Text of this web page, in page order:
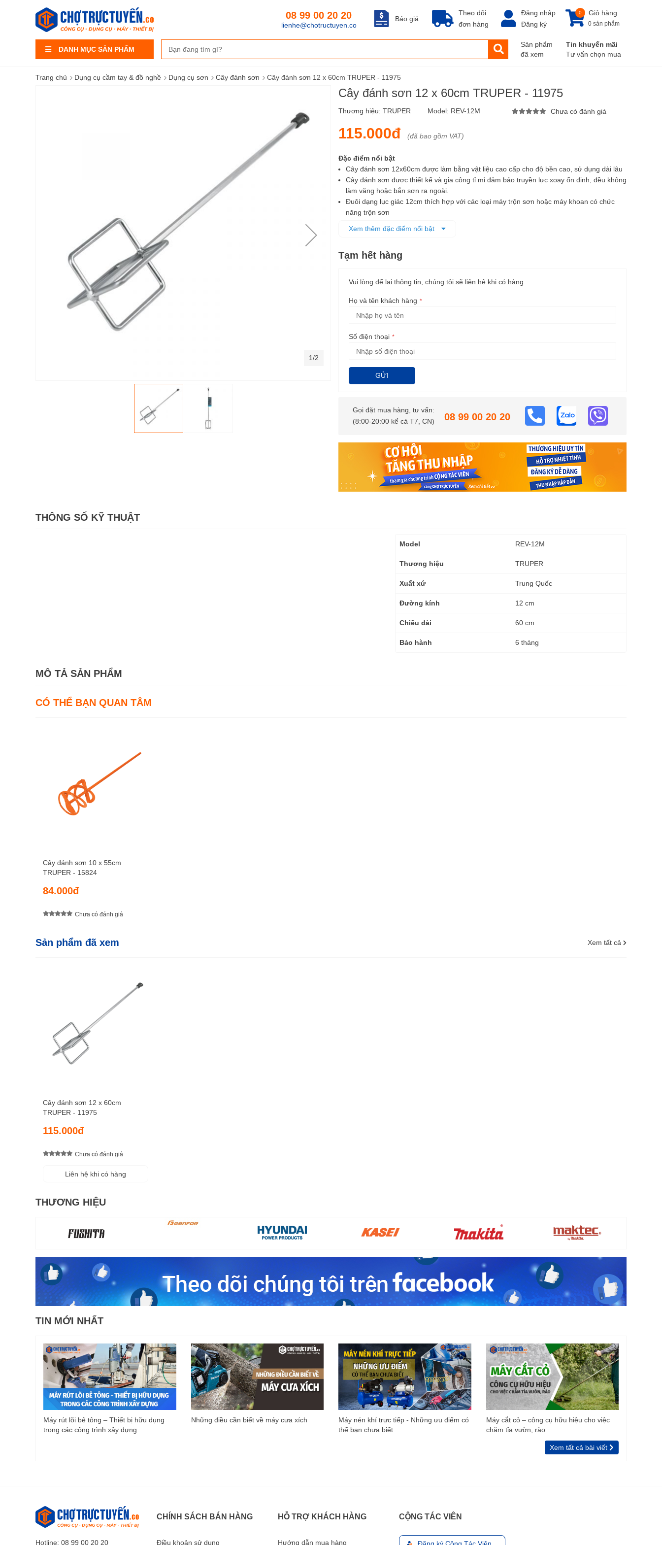
DANH MỤC SẢN PHẨM
Theo dõi
đơn hàng
Báo giá
08 99 00 20 20
lienhe@chotructuyen.co
Đăng nhập
Đăng ký
Giỏ hàng
0
0 sản phẩm
Sản phẩm
đã xem
Tin khuyến mãi
Tư vấn chọn mua
Trang chủ › Dụng cụ cầm tay & đồ nghề › Dụng cụ sơn › Cây đánh sơn › Cây đánh sơn 12 x 60cm TRUPER - 11975
Cây đánh sơn 12 x 60cm TRUPER - 11975
Thương hiệu: TRUPER Model: REV-12M Chưa có đánh giá
115.000đ (đã bao gồm VAT)
Đặc điểm nổi bật
Cây đánh sơn 12x60cm được làm bằng vật liệu cao cấp cho độ bền cao, sử dụng dài lâu
Cây đánh sơn được thiết kế và gia công tỉ mỉ đảm bảo truyền lực xoay ổn định, đều không
làm văng hoặc bắn sơn ra ngoài.
Đuôi dạng lục giác 12cm thích hợp với các loại máy trộn sơn hoặc máy khoan có chức
năng trộn sơn
Chuyên dùng để trọn vữa, trộn sơn hoặc các vật liệu đặc khác.
Xem thêm đặc điểm nổi bật
Tạm hết hàng
Vui lòng để lại thông tin, chúng tôi sẽ liên hệ khi có hàng
Họ và tên khách hàng
Số điện thoại
GỬI
Gọi đặt mua hàng, tư vấn:
(8:00-20:00 kể cả T7, CN)
08 99 00 20 20
1/2
THÔNG SỐ KỸ THUẬT
Thông
kỹ
Model REV-12M
Thương hiệu TRUPER
Xuất xứ Trung Quốc
Đường kính 12 cm
Chiều dài 60 cm
Bảo hành 6 tháng
MÔ TẢ SẢN PHẨM
CÓ THỂ BẠN QUAN TÂM
Cây đánh sơn 10 x 55cm
TRUPER - 15824
84.000đ
Chưa có đánh giá
Sản phẩm đã xem Xem tất cả
Cây đánh sơn 12 x 60cm
TRUPER - 11975
115.000đ
Chưa có đánh giá
Liên hệ khi có hàng
THƯƠNG HIỆU
TIN MỚI NHẤT
Máy rút lõi bê tông – Thiết bị hữu dụng
trong các công trình xây dựng
Những điều cần biết về máy cưa xích
Máy nén khí trực tiếp - Những ưu điểm có
thể bạn chưa biết
Máy cắt cỏ – công cụ hữu hiệu cho việc
chăm tỉa vườn, rào
Xem tất cả bài viết
Hotline: 08 99 00 20 20
CHÍNH SÁCH BÁN HÀNG
Điều khoản sử dụng
HỖ TRỢ KHÁCH HÀNG
Hướng dẫn mua hàng
CỘNG TÁC VIÊN